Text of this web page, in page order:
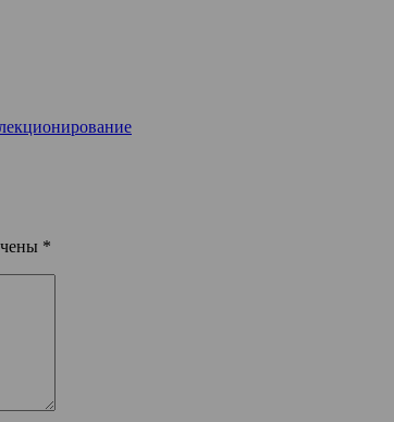
*